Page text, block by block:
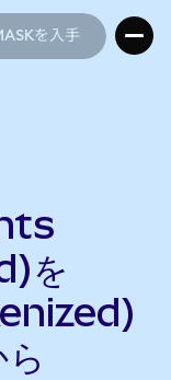
を入手
を